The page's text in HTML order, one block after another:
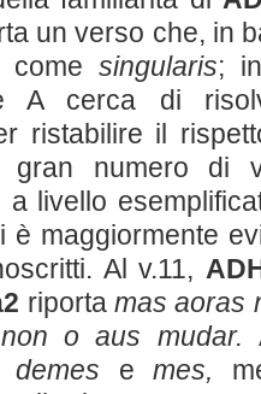
un verso che, in
come singularis;
A cerca di
ristabilire il
gran numero di
a livello
maggiormente
Al v.11,
2 riportamas aoras
o aus mudar.
demes emes,